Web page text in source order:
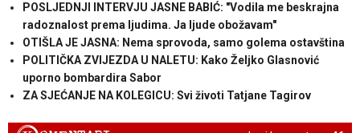
POSLJEDNJI INTERVJU JASNE BABIĆ: "Vodila me beskrajna
radoznalost prema ljudima. Ja ljude obožavam"
OTIŠLA JE JASNA: Nema sprovoda, samo golema ostavština
POLITIČKA ZVIJEZDA U NALETU: Kako Željko Glasnović
uporno bombardira Sabor
ZA SJEĆANJE NA KOLEGICU: Svi životi Tatjane Tagirov